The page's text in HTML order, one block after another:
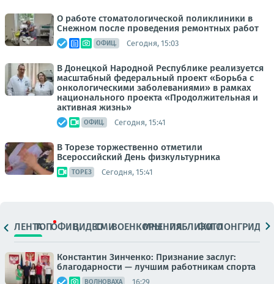
О работе стоматологической поликлиники в
Снежном после проведения ремонтных работ
ОФИЦ. Сегодня, 15:03
В Донецкой Народной Республике реализуется
масштабный федеральный проект «Борьба с
онкологическими заболеваниями» в рамках
национального проекта «Продолжительная и
активная жизнь»
ОФИЦ. Сегодня, 15:41
В Торезе торжественно отметили
Всероссийский День физкультурника
ТОРЕЗ Сегодня, 15:41
ЛЕНТАТОПОФИЦ.ВИДЕОСМИВОЕНКОРЫМНЕНИЯПАБЛИКИ
ФОТОЛОНГРИДЫ
Константин Зинченко: Признание заслуг:
благодарности — лучшим работникам спорта
ВОЛНОВАХА 16:29